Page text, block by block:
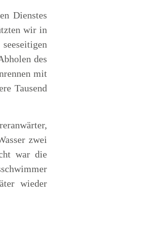
Dienstes
wir in
des
mit
Tausend
zwei
war die
wieder